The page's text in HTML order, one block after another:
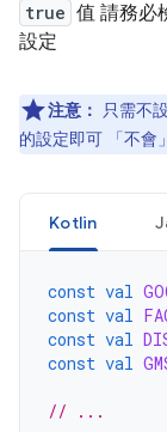
true 值 請務必
設定
注意： 只需不
的設定即可 「不會」
Kotlin
const val
const val
const val
const val
// ...